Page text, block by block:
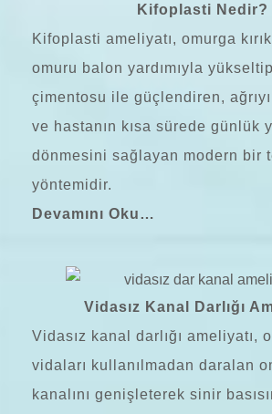
Kifoplasti Nedir?
Kifoplasti ameliyatı, omurga
omuru balon yardımıyla
çimentosu ile güçlendiren,
ve hastanın kısa sürede günlük
dönmesini sağlayan modern bir
yöntemidir.
Devamını Oku…
Vidasız Kanal Darlığı
Vidasız kanal darlığı ameliyatı,
vidaları kullanılmadan daralan
kanalını genişleterek sinir